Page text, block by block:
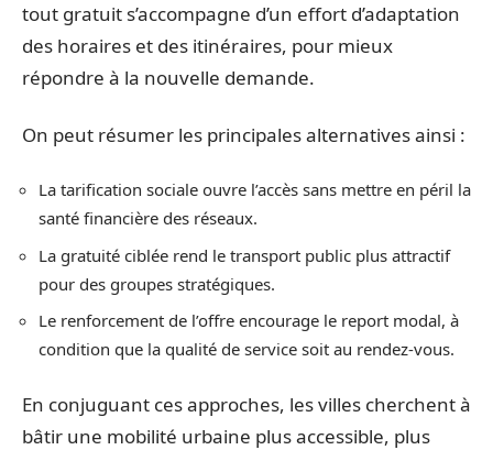
tout gratuit s’accompagne d’un effort d’adaptation
des horaires et des itinéraires, pour mieux
répondre à la nouvelle demande.
On peut résumer les principales alternatives ainsi :
La tarification sociale ouvre l’accès sans mettre en péril la
santé financière des réseaux.
La gratuité ciblée rend le transport public plus attractif
pour des groupes stratégiques.
Le renforcement de l’offre encourage le report modal, à
condition que la qualité de service soit au rendez-vous.
En conjuguant ces approches, les villes cherchent à
bâtir une mobilité urbaine plus accessible, plus